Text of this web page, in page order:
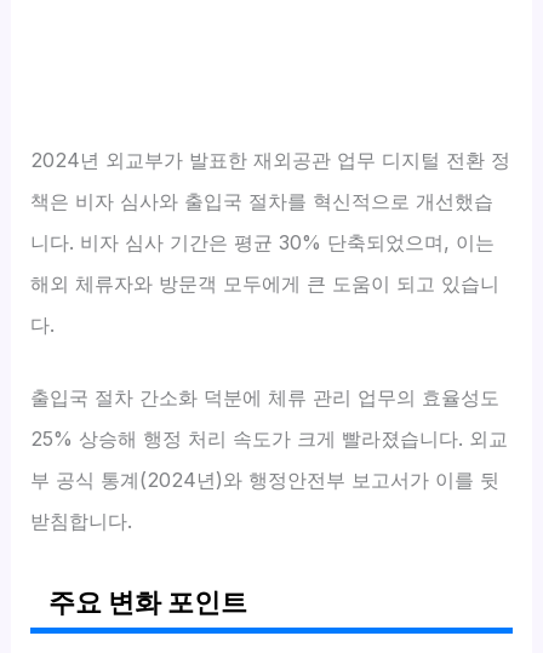
2024년 외교부가 발표한 재외공관 업무 디지털 전환 정
책은 비자 심사와 출입국 절차를 혁신적으로 개선했습
니다. 비자 심사 기간은 평균 30% 단축되었으며, 이는
해외 체류자와 방문객 모두에게 큰 도움이 되고 있습니
다.
출입국 절차 간소화 덕분에 체류 관리 업무의 효율성도
25% 상승해 행정 처리 속도가 크게 빨라졌습니다. 외교
부 공식 통계(2024년)와 행정안전부 보고서가 이를 뒷
받침합니다.
주요 변화 포인트